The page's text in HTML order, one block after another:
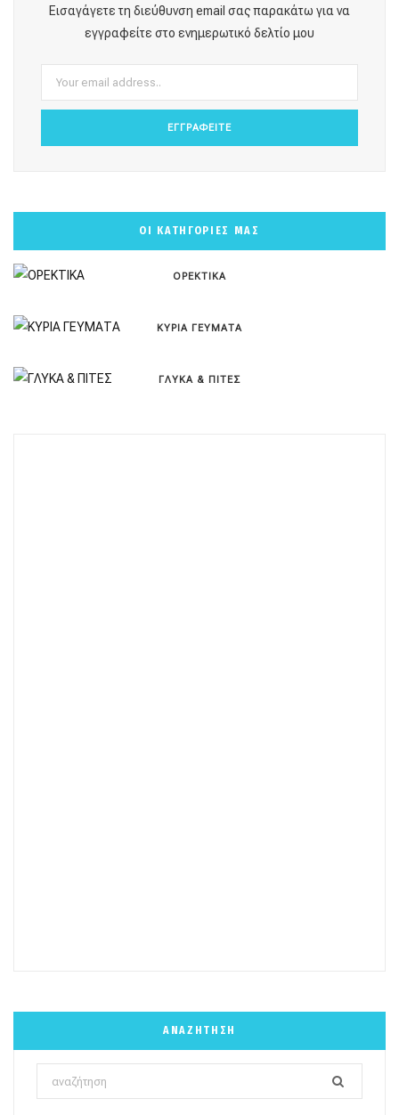
o r e e
Εισαγάγετε τη διεύθυνση email σας παρακάτω για να
εγγραφείτε στο ενημερωτικό δελτίο μου
ΟΙ ΚΑΤΗΓΟΡΙΕΣ ΜΑΣ
ΟΡΕΚΤΙΚΑ
ΚΥΡΙΑ ΓΕΥΜΑΤΑ
ΓΛΥΚΑ & ΠΙΤΕΣ
ΑΝΑΖΉΤΗΣΗ
Search
for: